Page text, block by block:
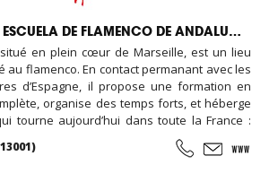
CENTRE SOLEA ESCUELA DE FLAMENCO DE ANDALUCIA
en plein cœur de Marseille, est un lieu
au flamenco. En contact permanant avec les
d’Espagne, il propose une formation en
organise des temps forts, et héberge
tourne aujourd’hui dans toute la France :
et sévillanes tout niveau et tout âge),
soirées tablaos, stages et master-class,